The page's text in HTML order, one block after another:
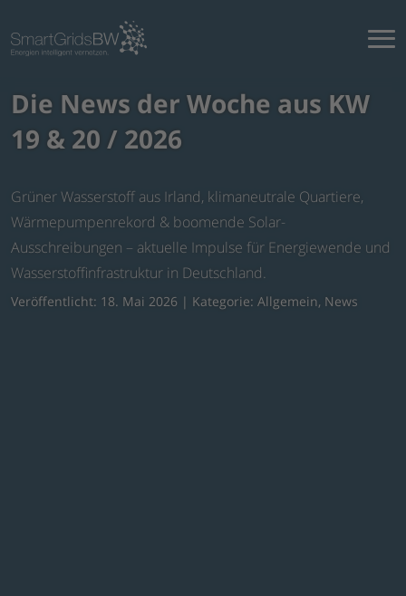
Die News der Woche aus KW
19 & 20 / 2026
Grüner Wasserstoff aus Irland, klimaneutrale Quartiere,
Wärmepumpenrekord & boomende Solar-
Ausschreibungen – aktuelle Impulse für Energiewende und
Wasserstoffinfrastruktur in Deutschland.
Veröffentlicht: 18. Mai 2026 | Kategorie: Allgemein, News